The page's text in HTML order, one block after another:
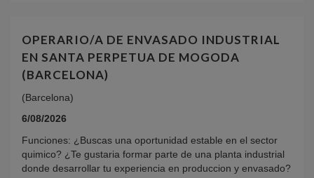
OPERARIO/A DE ENVASADO INDUSTRIAL
EN SANTA PERPETUA DE MOGODA
(BARCELONA)
(Barcelona)
6/08/2026
Funciones: ¿Buscas una oportunidad estable en el sector
quimico? ¿Te gustaria formar parte de una planta industrial
donde desarrollar tu experiencia en produccion y envasado?